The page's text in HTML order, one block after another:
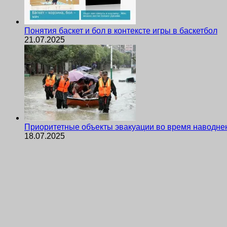
Понятия баскет и бол в контексте игры в баскетбол
21.07.2025
Приоритетные объекты эвакуации во время
18.07.2025